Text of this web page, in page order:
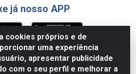
cookies próprios e de
uma experiência
apresentar publicidade
com o seu perfil e melhorar a
já nosso APP
de Pagamento